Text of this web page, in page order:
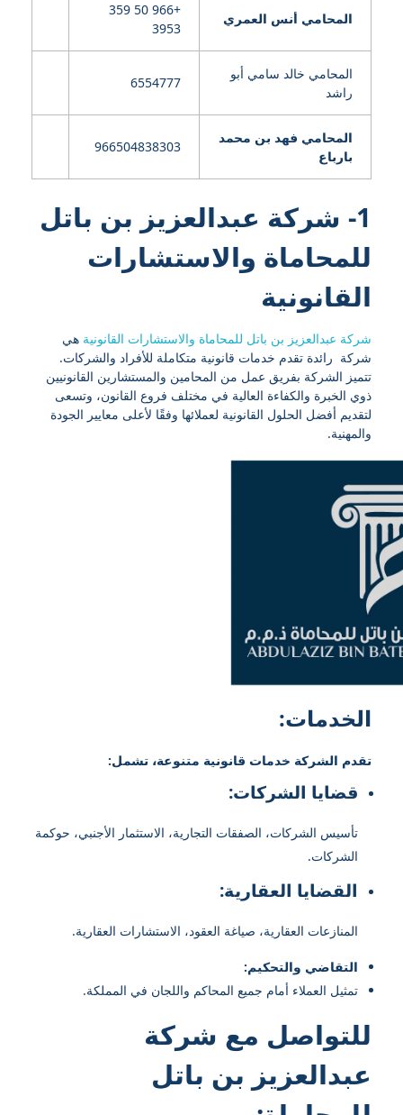
المحامي أنس العمري
+966 50 359
3953
المحامي خالد سامي أبو
راشد
6554777
المحامي فهد بن محمد
بارباع
966504838303
1- شركة عبدالعزيز بن باتل
للمحاماة والاستشارات
القانونية
شركة عبدالعزيز بن باتل للمحاماة والاستشارات القانونية هي
شركة رائدة تقدم خدمات قانونية متكاملة للأفراد والشركات.
تتميز الشركة بفريق عمل من المحامين والمستشارين القانونيين
ذوي الخبرة والكفاءة العالية في مختلف فروع القانون، وتسعى
لتقديم أفضل الحلول القانونية لعملائها وفقًا لأعلى معايير الجودة
والمهنية.
الخدمات:
تقدم الشركة خدمات قانونية متنوعة، تشمل:
قضايا الشركات:
تأسيس الشركات، الصفقات التجارية، الاستثمار الأجنبي، حوكمة
الشركات.
القضايا العقارية:
المنازعات العقارية، صياغة العقود، الاستشارات العقارية.
التقاضي والتحكيم:
تمثيل العملاء أمام جميع المحاكم واللجان في المملكة.
للتواصل مع شركة
عبدالعزيز بن باتل